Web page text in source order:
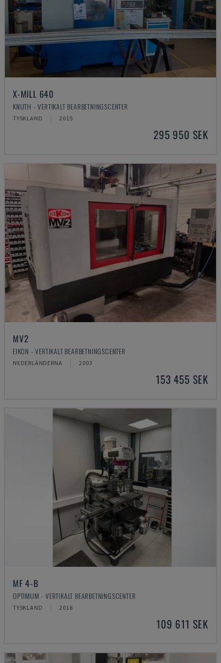
X-MILL 640
KNUTH - VERTIKALT BEARBETNINGSCENTER
TYSKLAND 2015
295 950 SEK
MV2
EIKON - VERTIKALT BEARBETNINGSCENTER
NEDERLÄNDERNA 2003
153 455 SEK
MF 4-B
OPTIMUM - VERTIKALT BEARBETNINGSCENTER
TYSKLAND 2018
109 611 SEK